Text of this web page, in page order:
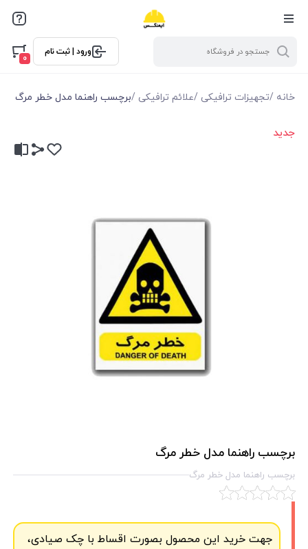
ورود | ثبت نام
0
خانه /تجهیزات ترافیکی /علائم ترافیکی /برچسب راهنما مدل خطر مرگ
جدید
برچسب راهنما مدل خطر مرگ
برچسب راهنما مدل خطر مرگ
جهت خرید این محصول بصورت اقساط با چک صیادی،